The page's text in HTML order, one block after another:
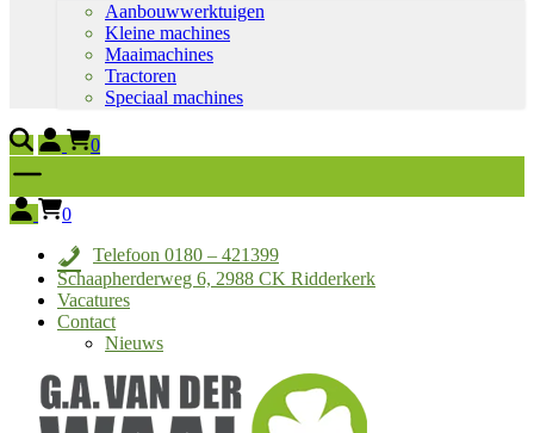
Aanbouwwerktuigen
Kleine machines
Maaimachines
Tractoren
Speciaal machines
0
0
Telefoon 0180 – 421399
Schaapherderweg 6, 2988 CK Ridderkerk
Vacatures
Contact
Nieuws